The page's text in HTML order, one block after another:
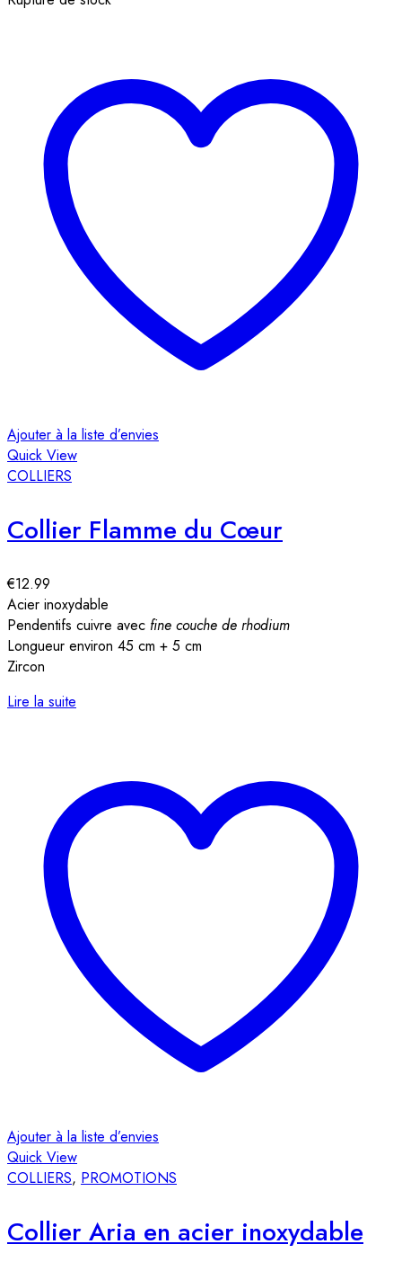
Ajouter à la liste d’envies
Quick View
COLLIERS
Collier Flamme du Cœur
€12.99
Acier inoxydable
Pendentifs cuivre avec fine couche de rhodium
Longueur environ 45 cm + 5 cm
Zircon
Lire la suite
Ajouter à la liste d’envies
Quick View
COLLIERS, PROMOTIONS
Collier Aria en acier inoxydable